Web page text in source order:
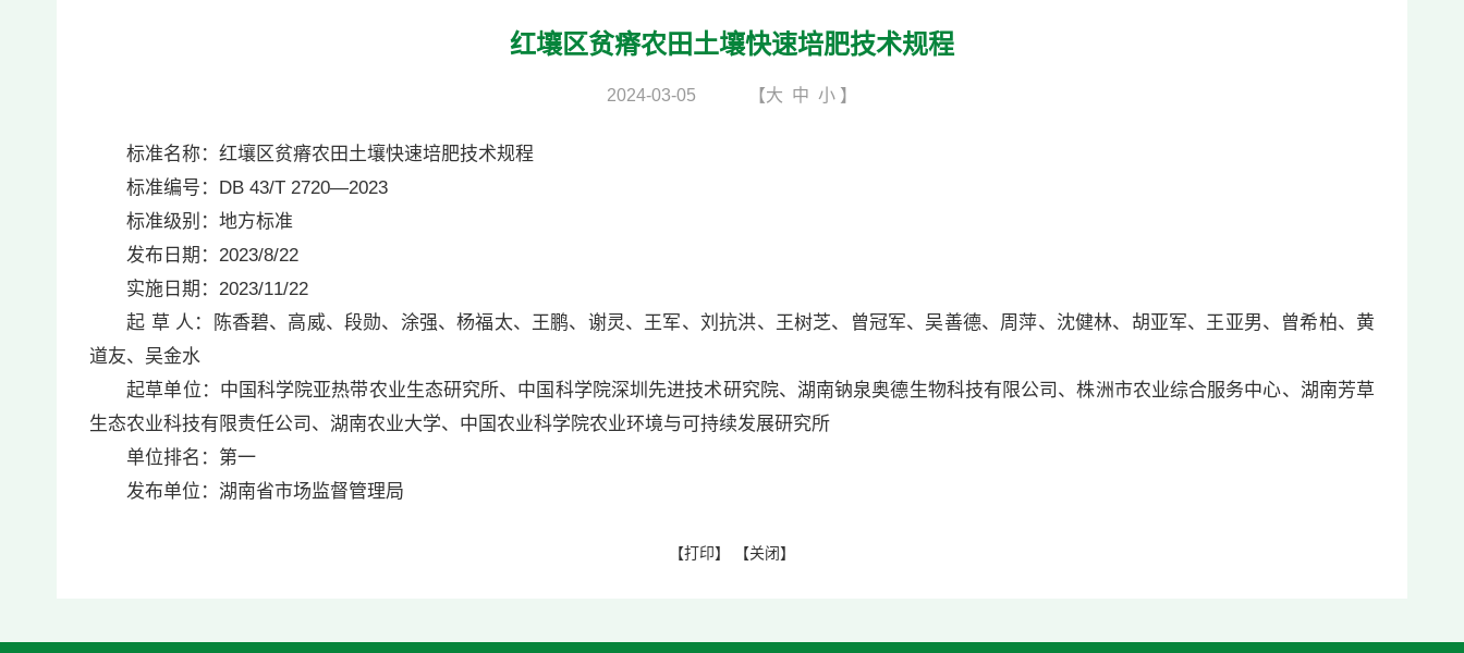
红壤区贫瘠农田土壤快速培肥技术规程
2024-03-05 【大 中 小 】
标准名称：红壤区贫瘠农田土壤快速培肥技术规程
标准编号：DB 43/T 2720—2023
标准级别：地方标准
发布日期：2023/8/22
实施日期：2023/11/22
起 草 人：陈香碧、高威、段勋、涂强、杨福太、王鹏、谢灵、王军、刘抗洪、王树芝、曾冠军、吴善德、周萍、沈健林、胡亚军、王亚男、曾希柏、黄
道友、吴金水
起草单位：中国科学院亚热带农业生态研究所、中国科学院深圳先进技术研究院、湖南钠泉奥德生物科技有限公司、株洲市农业综合服务中心、湖南芳草
生态农业科技有限责任公司、湖南农业大学、中国农业科学院农业环境与可持续发展研究所
单位排名：第一
发布单位：湖南省市场监督管理局
【打印】 【关闭】